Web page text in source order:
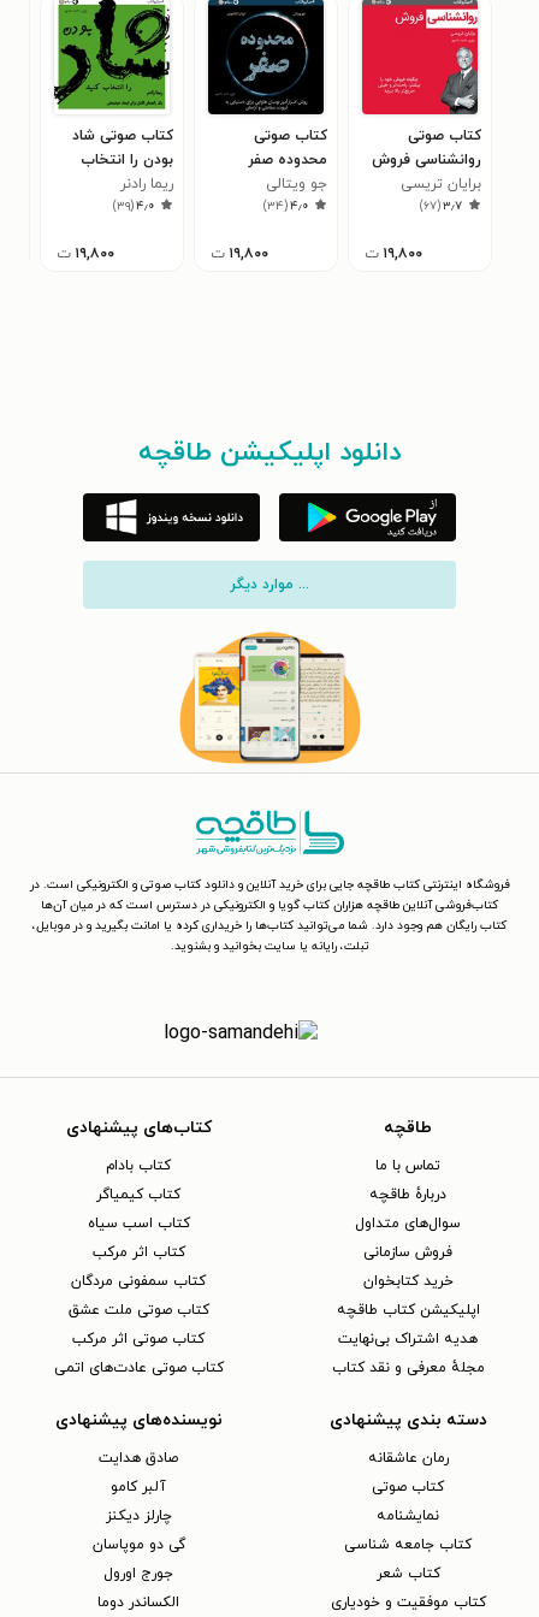
کتاب صوتی
روانشناسی فروش
(خلاصه کتاب)
برایان تریسی
۳٫۷(۶۷)
۱۹,۸۰۰ ت
کتاب صوتی
محدوده صفر
(خلاصه کتاب)
جو ویتالی
۴٫۰(۳۴)
۱۹,۸۰۰ ت
کتاب صوتی شاد
بودن را انتخاب
کنید (خلاصه کتاب)
ریما رادنر
۴٫۰(۳۹)
۱۹,۸۰۰ ت
دانلود اپلیکیشن طاقچه
... موارد دیگر
فروشگاه اینترنتی کتاب طاقچه جایی برای خرید آنلاین و دانلود کتاب صوتی و الکترونیکی است. در
کتاب‌فروشی آنلاین طاقچه هزاران کتاب گویا و الکترونیکی در دسترس است که در میان آن‌ها
کتاب رایگان هم وجود دارد. شما می‌توانید کتاب‌ها را خریداری کرده یا امانت بگیرید و در موبایل،
تبلت، رایانه یا سایت بخوانید و بشنوید.
طاقچه
تماس با ما
دربارهٔ طاقچه
سوال‌های متداول
فروش سازمانی
خرید کتابخوان
اپلیکیشن کتاب طاقچه
هدیه اشتراک بی‌نهایت
مجلهٔ معرفی و نقد کتاب
کتاب‌های پیشنهادی
کتاب بادام
کتاب کیمیاگر
کتاب اسب سیاه
کتاب اثر مرکب
کتاب سمفونی مردگان
کتاب صوتی ملت عشق
کتاب صوتی اثر مرکب
کتاب صوتی عادت‌های اتمی
دسته بندی پیشنهادی
رمان عاشقانه
کتاب‌ صوتی
نمایشنامه
کتاب جامعه شناسی
کتاب شعر
کتاب موفقیت و خودیاری
نویسنده‌های پیشنهادی
صادق هدایت
آلبر کامو
چارلز دیکنز
گی دو موپاسان
جورج اورول
الکساندر دوما